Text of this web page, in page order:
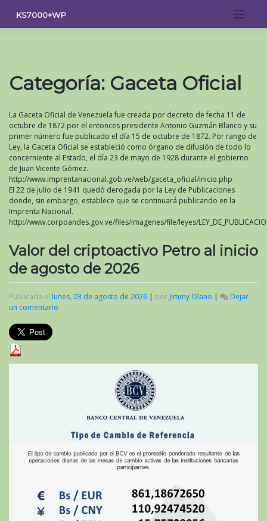
contenido
KS7000+WP
Categoría: Gaceta Oficial
La Gaceta Oficial de Venezuela fue creada por decreto de fecha 11 de
octubre de 1872 por el entonces presidente Antonio Guzmán Blanco y su
primer número fue publicado el día 15 de octubre de 1872. Por rango de
Ley, la Gaceta Oficial se estableció como órgano de difusión de todo lo
concerniente al Estado, el día 23 de mayo de 1928 durante el gobierno
de Juan Vicente Gómez.
http://www.imprentanacional.gob.ve/web/gaceta_oficial/inicio.php
El 22 de julio de 1941 quedó derogada por la Ley de Publicaciones
donde, sin embargo, establece que se continuará publicando en la
Imprenta Nacional.
http://www.corpoandes.gov.ve/files/imagenes/file/leyes/
Valor del criptoactivo Petro al inicio
de agosto de 2026
Publicada el lunes, 03 de agosto de 2026 | por Jimmy Olano |
Dejar
un comentario